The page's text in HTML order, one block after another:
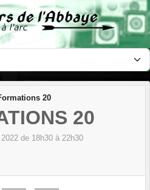
20
20
2022 de 18h30 à 22h30